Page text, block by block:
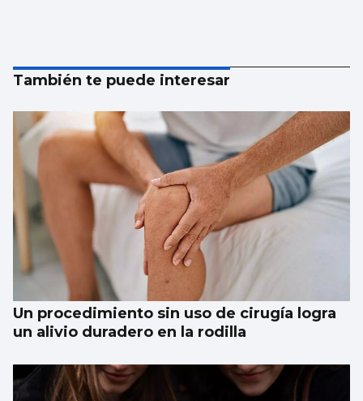
También te puede interesar
Un procedimiento sin uso de cirugía logra
un alivio duradero en la rodilla